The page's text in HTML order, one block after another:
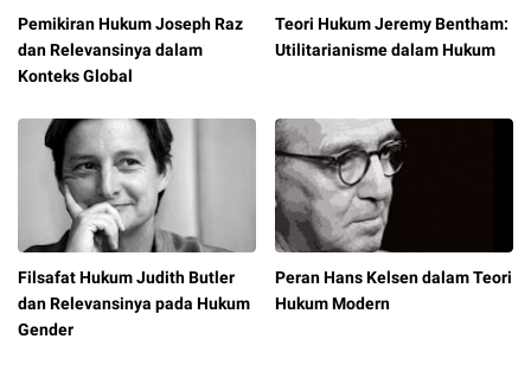
Pemikiran Hukum Joseph Raz
dan Relevansinya dalam
Konteks Global
Teori Hukum Jeremy Bentham:
Utilitarianisme dalam Hukum
Filsafat Hukum Judith Butler
dan Relevansinya pada Hukum
Gender
Peran Hans Kelsen dalam Teori
Hukum Modern